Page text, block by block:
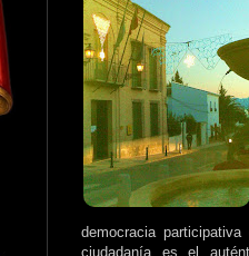
democracia
ciudadanía es el